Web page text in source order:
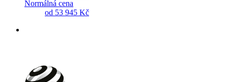
Normálná cena
od 53 945 Kč